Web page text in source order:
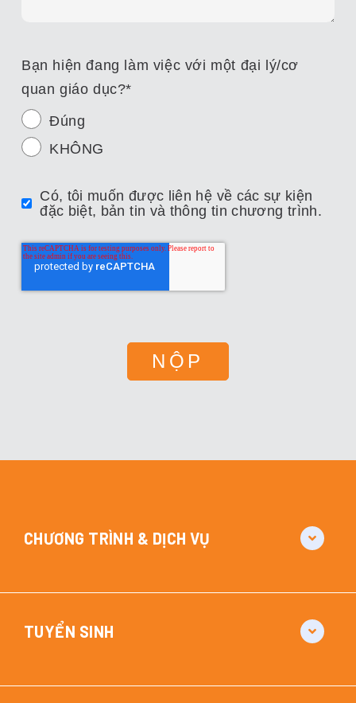
Bạn hiện đang làm việc với một đại lý/cơ
quan giáo dục?*
Đúng
KHÔNG
Có, tôi muốn được liên hệ về các sự kiện
đặc biệt, bản tin và thông tin chương trình.
CHƯƠNG TRÌNH & DỊCH VỤ
TUYỂN SINH